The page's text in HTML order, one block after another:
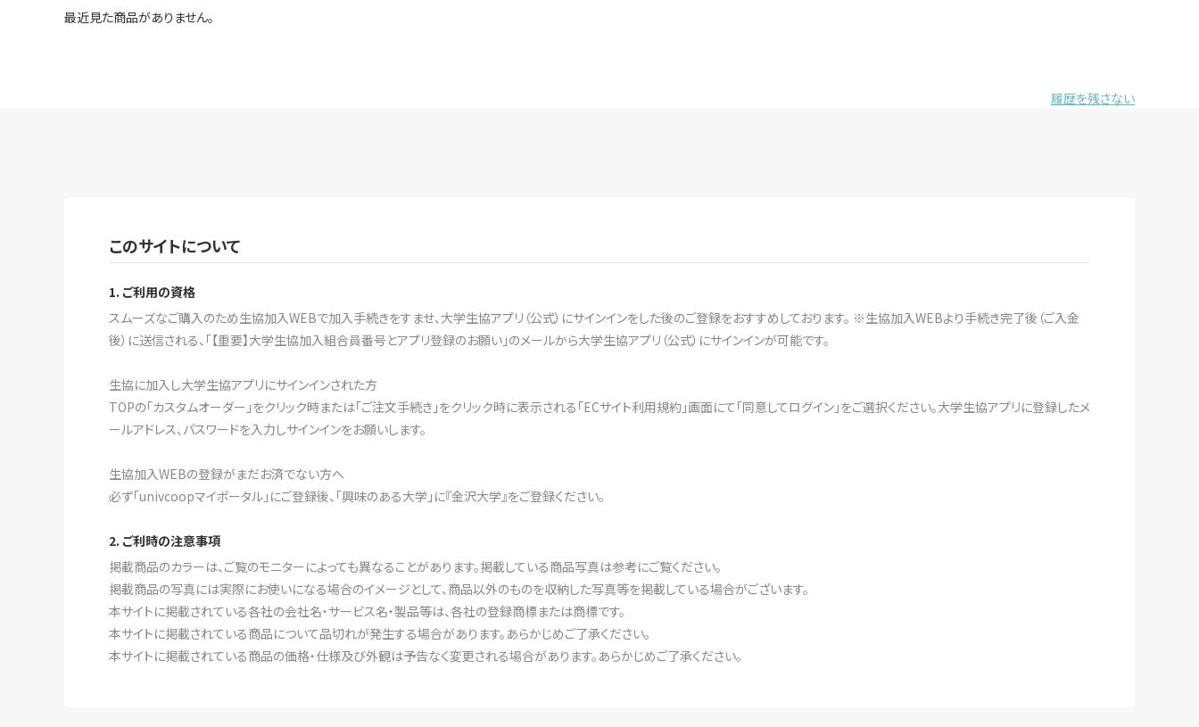
最近見た商品がありません。
履歴を残さない
このサイトについて
1. ご利用の資格
スムーズなご購入のため生協加入WEBで加入手続きをすませ、大学生協アプリ（公式）にサインインをした後のご登録をおすすめしております。 ※生協加入WEBより手続き完了後（ご入金
後）に送信される、「【重要】大学生協加入組合員番号とアプリ登録のお願い」のメールから大学生協アプリ（公式）にサインインが可能です。
生協に加入し大学生協アプリにサインインされた方
TOPの「カスタムオーダー」をクリック時または「ご注文手続き」をクリック時に表示される「ECサイト利用規約」画面にて「同意してログイン」をご選択ください。大学生協アプリに登録したメ
ールアドレス、パスワードを入力しサインインをお願いします。
生協加入WEBの登録がまだお済でない方へ
必ず「univcoopマイポータル」にご登録後、「興味のある大学」に『金沢大学』をご登録ください。
2. ご利時の注意事項
掲載商品のカラーは、ご覧のモニターによっても異なることがあります。掲載している商品写真は参考にご覧ください。
掲載商品の写真には実際にお使いになる場合のイメージとして、商品以外のものを収納した写真等を掲載している場合がございます。
本サイトに掲載されている各社の会社名・サービス名・製品等は、各社の登録商標または商標です。
本サイトに掲載されている商品について品切れが発生する場合があります。あらかじめご了承ください。
本サイトに掲載されている商品の価格・仕様及び外観は予告なく変更される場合があります。あらかじめご了承ください。